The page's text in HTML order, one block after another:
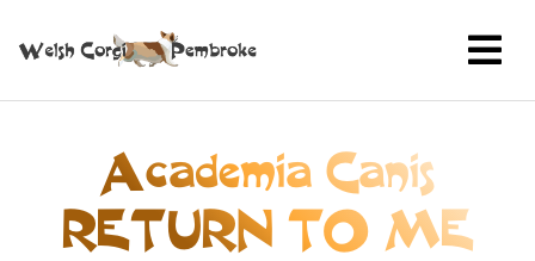
Academia Canis
RETURN TO ME